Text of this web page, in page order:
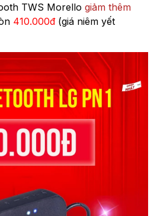
TWS Morello giảm thêm
410.000đ(giá niêm yết